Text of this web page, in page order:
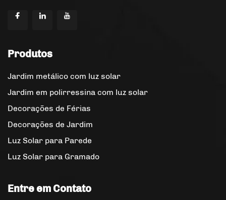
Produtos
Jardim metálico com luz solar
Jardim em polirressina com luz solar
Decorações de Férias
Decorações de Jardim
Luz Solar para Parede
Luz Solar para Gramado
Entre em Contato